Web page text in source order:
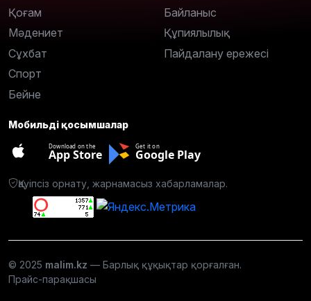
Қоғам
Мәдениет
Сұхбат
Спорт
Бейне
Байланыс
Құпиялылық
Пайдалану ережесі
Мобильді қосымшалар
Download on the
App Store
Get it on
Google Play
Қауіпсіз орнату, жарнамасыз хабарламалар.
© 2025 malim.kz — Барлық құқықтар қорғалған.
Прайс-парақшасы